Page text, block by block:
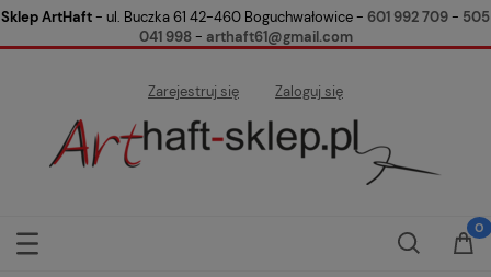
Sklep ArtHaft- ul. Buczka 61 42-460 Boguchwałowice - 601 992 709- 505
041 998- arthaft61@gmail.com
Zarejestruj się Zaloguj się